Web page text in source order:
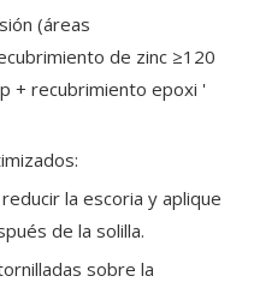
(áreas
de zinc ≥120
+ recubrimiento epoxi '
la escoria y aplique
de la solilla.
sobre la